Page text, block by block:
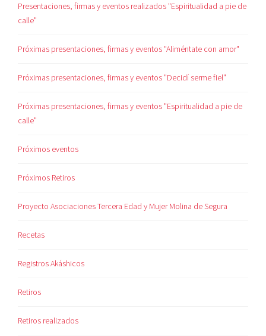
Presentaciones, firmas y eventos realizados "Espiritualidad a pie de
calle"
Próximas presentaciones, firmas y eventos "Aliméntate con amor"
Próximas presentaciones, firmas y eventos "Decidí serme fiel"
Próximas presentaciones, firmas y eventos "Espiritualidad a pie de
calle"
Próximos eventos
Próximos Retiros
Proyecto Asociaciones Tercera Edad y Mujer Molina de Segura
Recetas
Registros Akáshicos
Retiros
Retiros realizados